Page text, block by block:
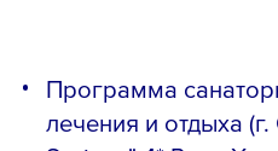
Программа
лечения и отдыха